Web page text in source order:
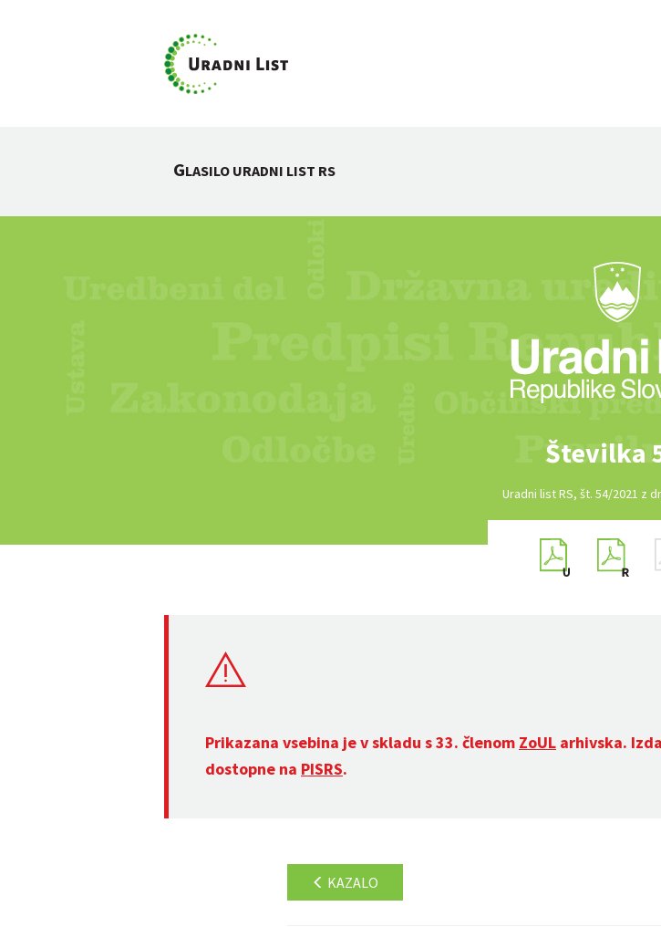
GLASILO URADNI LIST RS
Številka
Uradni list RS, št. 54/2021 z
Prikazana vsebina je v skladu s 33. členom ZoUL arhivska.
dostopne na PISRS.
KAZALO